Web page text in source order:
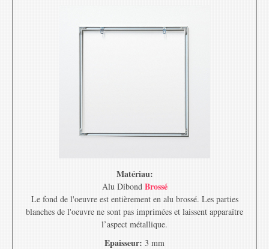
Matériau:
Alu Dibond Brossé
Le fond de l'oeuvre est entièrement en alu brossé. Les parties
blanches de l'oeuvre ne sont pas imprimées et laissent apparaître
l’aspect métallique.
Epaisseur: 3 mm